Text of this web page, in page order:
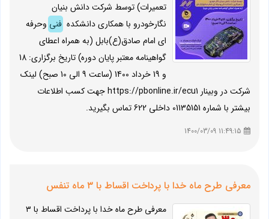
تعمیرات) توسط شرکت دانش بنیان
نگارخودرو با همکاری دانشکده فنی ‌و‌حرفه
ای امام صادق(ع)بابل (به همراه اعطای
گواهینامه معتبر پایان دوره) تاریخ برگزاری: 18
و 19 خرداد 1400 (ساعت 9 الی 10 صبح) لینک
شرکت در وبینار https://pbonline.ir/ecu1 جهت کسب اطلاعات
بیشتر با شماره 01135151 داخلی 622 تماس بگیرید.
معرفي طرح ماه خدا با پرداخت اقساط با ۳ ماه تنفس
معرفي طرح ماه خدا با پرداخت اقساط با ۳